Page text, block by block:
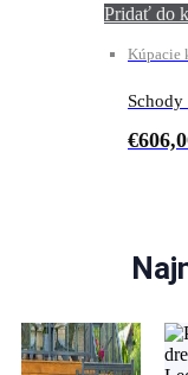
Pridať do
Kúpacie
Schody
€